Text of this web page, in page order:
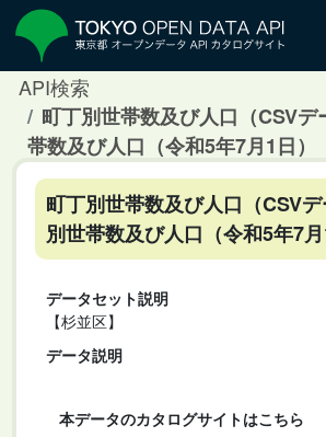
API検索
町丁別世帯数及び人口（CSV
帯数及び人口（令和5年7月1日）
町丁別世帯数及び人口（CSV
別世帯数及び人口（令和5年7月
データセット説明
【杉並区】
データ説明
本データのカタログサイトはこちら